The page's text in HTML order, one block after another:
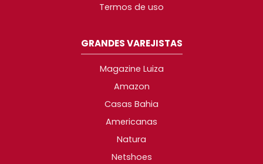
Termos de uso
GRANDES VAREJISTAS
Magazine Luiza
Amazon
Casas Bahia
Americanas
Natura
Netshoes